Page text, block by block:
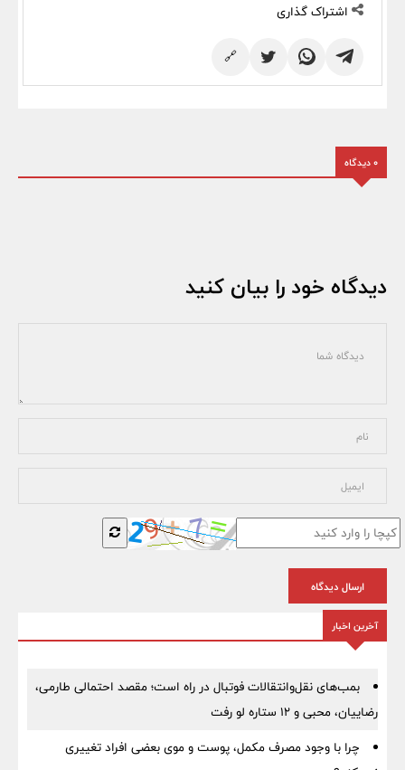
اشتراک گذاری
🔗
0 دیدگاه
دیدگاه خود را بیان کنید
ارسال دیدگاه
آخرین اخبار
بمب‌های نقل‌وانتقالات فوتبال در راه است؛ مقصد احتمالی طارمی،
رضاییان، محبی و ۱۲ ستاره لو رفت
چرا با وجود مصرف مکمل، پوست و موی بعضی افراد تغییری